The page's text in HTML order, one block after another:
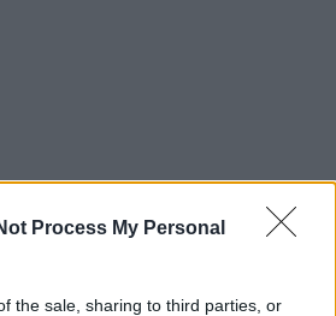
Process My Personal
the sale, sharing to third parties, or